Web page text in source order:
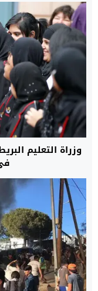
وزراة التعليم